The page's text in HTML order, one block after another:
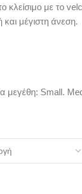
κλείσιμο με το
και μέγιστη άνεση.
μεγέθη: Small.